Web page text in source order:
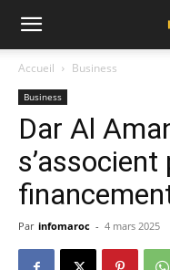
Accueil Business
Business
Dar Al
s’associent
Par infomaroc - 4 mars 2025